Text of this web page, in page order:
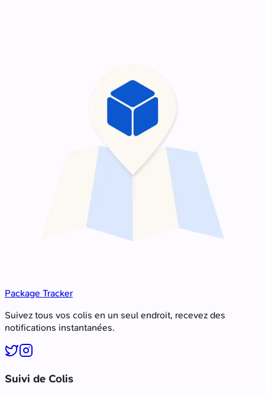
Package Tracker
Suivez tous vos colis en un seul endroit, recevez des
notifications instantanées.
Suivi de Colis